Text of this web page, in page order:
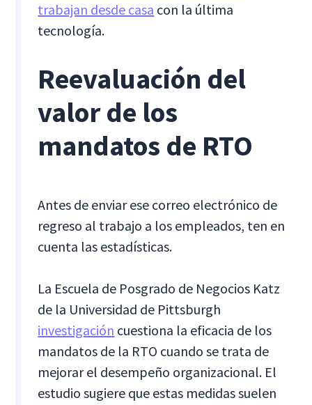
trabajan desde casa con la última
tecnología.
Reevaluación del
valor de los
mandatos de RTO
Antes de enviar ese correo electrónico de
regreso al trabajo a los empleados, ten en
cuenta las estadísticas.
La Escuela de Posgrado de Negocios Katz
de la Universidad de Pittsburgh
investigación cuestiona la eficacia de los
mandatos de la RTO cuando se trata de
mejorar el desempeño organizacional. El
estudio sugiere que estas medidas suelen